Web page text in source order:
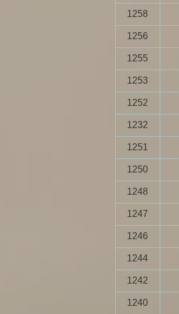
1258
1256
1255
1253
1252
1232
1251
1250
1248
1247
1246
1244
1242
1240